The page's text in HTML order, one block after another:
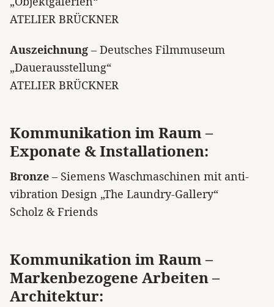
ATELIER BRÜCKNER
Auszeichnung – Deutsches Filmmuseum
„Dauerausstellung“
ATELIER BRÜCKNER
Kommunikation im Raum –
Exponate & Installationen:
Bronze – Siemens Waschmaschinen mit anti-
vibration Design „The Laundry-Gallery“
Scholz & Friends
Kommunikation im Raum –
Markenbezogene Arbeiten –
Architektur: